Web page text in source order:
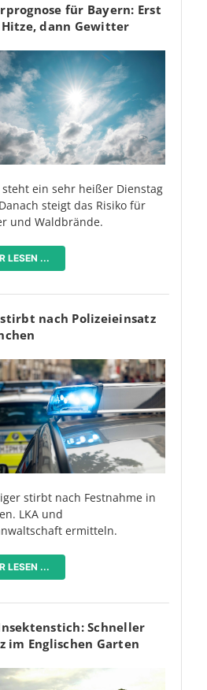
für Bayern: Erst
dann Gewitter
steht ein sehr heißer Dienstag
steigt das Risiko für
und Waldbrände.
LESEN ...
nach Polizeieinsatz
stirbt nach Festnahme in
LKA und
ermitteln.
LESEN ...
Schneller
im Englischen Garten